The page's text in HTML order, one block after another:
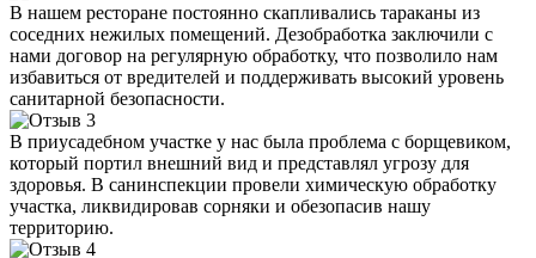
В нашем ресторане постоянно скапливались тараканы из
соседних нежилых помещений. Дезобработка заключили с
нами договор на регулярную обработку, что позволило нам
избавиться от вредителей и поддерживать высокий уровень
санитарной безопасности.
В приусадебном участке у нас была проблема с борщевиком,
который портил внешний вид и представлял угрозу для
здоровья. В санинспекции провели химическую обработку
участка, ликвидировав сорняки и обезопасив нашу
территорию.